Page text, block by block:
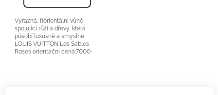
Výrazná, florientální vůně
spojující růži a dřevy, která
působí luxusně a smyslně.
LOUIS VUITTON Les Sables
Roses orientační cena:7000-